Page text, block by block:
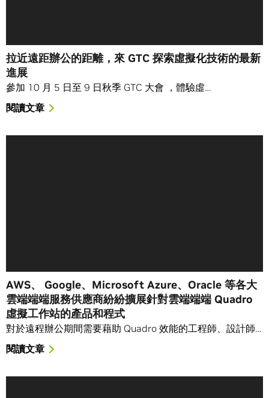
拉近遠距辦公的距離，來 GTC 探索虛擬化技術的最新
進展
參加 10 月 5 日至 9 日秋季 GTC 大會 ，體驗虛…
閱讀文章
AWS、 Google、Microsoft Azure、Oracle 等各大
雲端端端服務供應商紛紛擴展針對雲端端端 Quadro
虛擬工作站的產品和程式
對於遠程辦公期間需要藉助 Quadro 效能的工程師、設計師…
閱讀文章